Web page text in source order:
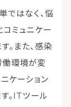
ではなく、悩
コミュニケー
。また、感染
働環境が変
ケーション
。ITツール